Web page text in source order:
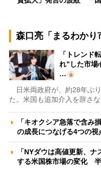
森口亮「まるわかり
「トレンド
れ”した市場
…
日米両政府が、約28年ぶ
た。米国も追加介入を辞さ
「キオクシア急落で含み
の成長につなげる4つの
「NYダウは高値更新、
する米国株市場の変化